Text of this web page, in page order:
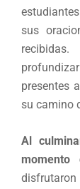
sus
presentes
su camino
Al
momento